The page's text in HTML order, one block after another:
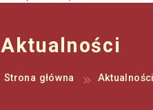
Aktualności
Strona główna Aktualności